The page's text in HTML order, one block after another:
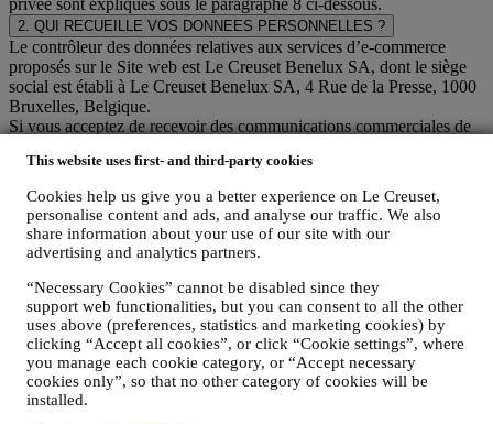
This website uses first- and third-party cookies
Cookies help us give you a better experience on Le Creuset,
personalise content and ads, and analyse our traffic. We also
share information about your use of our site with our
advertising and analytics partners.
“Necessary Cookies” cannot be disabled since they
support web functionalities, but you can consent to all the other
uses above (preferences, statistics and marketing cookies) by
clicking “Accept all cookies”, or click “Cookie settings”, where
you manage each cookie category, or “Accept necessary
cookies only”, so that no other category of cookies will be
installed.
2. QUI RECUEILLE VOS DONNEES PERSONNELLES ?
Le contrôleur des données relatives aux services d’e-commerce
proposés sur le Site web est Le Creuset Benelux SA, dont le siège
social est établi à Le Creuset Benelux SA, 4 Rue de la Presse, 1000
Bruxelles, Belgique.
Si vous acceptez de recevoir des communications commerciales de
consommateurs du groupe Le Creuset. Celle-ci est gérée
siège social est situé à Neuhofstrasse 4, 6340 Baar, en Suisse. Son
représentant désigné dans l'UE est Le Creuset SL, numéro de TVA
B62153630, dont les bureaux sont situés Paseo de Gracia 9 2º,
08007 Barcelone, Espagne. L’accord de responsabilité conjointe
pourvoit (a) à Le Creuset Group AG la responsabilité de la stratégie
marketing globale et de l’expérience client personnalisée ; (b) aux
filiales locales Le Creuset le bénéfice et l’implantation de cette
stratégie, ainsi que la possibilité de développer des initiatives
marketing et communication de manière indépendante ; (c) à toutes
les parties le devoir de traiter de vos demandes concernant vos droits
sur vos données.